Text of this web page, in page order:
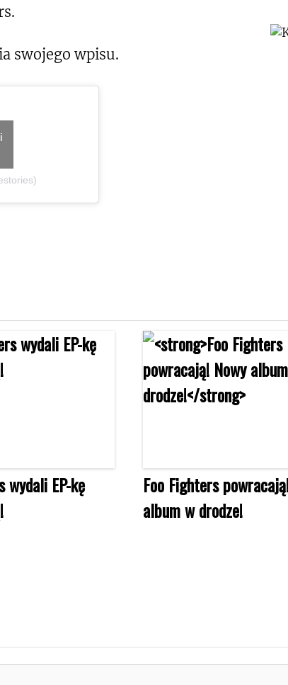
swojego wpisu.
wydali EP-kę
Foo Fighters
album w drodze!